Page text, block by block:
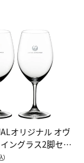
オリジナル オヴ
ングラス2脚セッ
イン）
）